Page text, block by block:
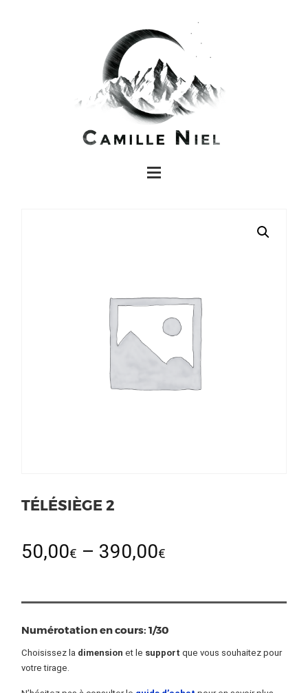
TÉLÉSIÈGE 2
50,00€ – 390,00€
Numérotation en cours: 1/30
Choisissez la dimension et le support que vous souhaitez pour
votre tirage.